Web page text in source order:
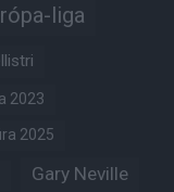
liga
2023
2025
Gary Neville